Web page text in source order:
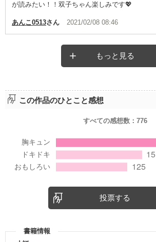
が読みたい！！双子ちゃん楽しみです💖
あんこ0513さん 2021/02/08 08:46
もっと見る
この作品のひとこと感想
すべての感想数： 776
投票する
書籍情報